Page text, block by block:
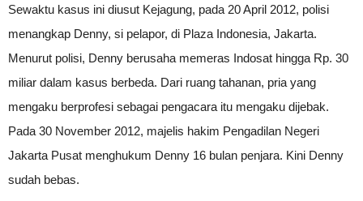
Sewaktu kasus ini diusut Kejagung, pada 20 April 2012, polisi
menangkap Denny, si pelapor, di Plaza Indonesia, Jakarta.
Menurut polisi, Denny berusaha memeras Indosat hingga Rp. 30
miliar dalam kasus berbeda. Dari ruang tahanan, pria yang
mengaku berprofesi sebagai pengacara itu mengaku dijebak.
Pada 30 November 2012, majelis hakim Pengadilan Negeri
Jakarta Pusat menghukum Denny 16 bulan penjara. Kini Denny
sudah bebas.